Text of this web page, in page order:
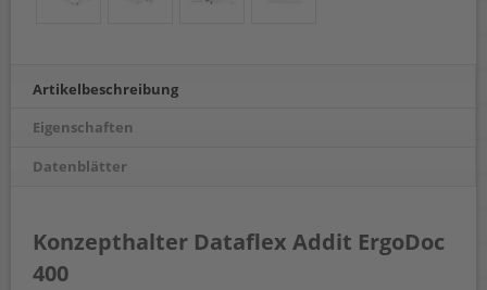
Artikelbeschreibung
Eigenschaften
Datenblätter
Konzepthalter Dataflex Addit ErgoDoc
400